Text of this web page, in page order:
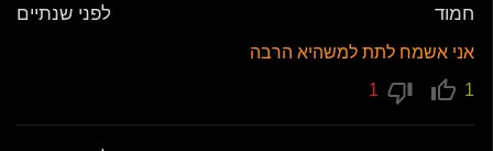
חמוד לפני שנתיים
אני אשמח לתת למשהיא הרבה
1